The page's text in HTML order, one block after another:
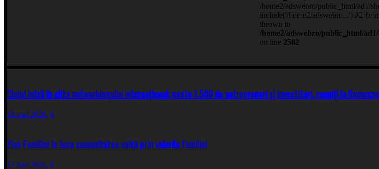
Clujul intră în elita networkingului internațional: peste 1.500 de antreprenori și investitori, reuniți la Romexpo
18 mai 2026, 0
Ziua Familiei la Jucu comunitatea unită prin valorile familiei
17 mai 2026, 0